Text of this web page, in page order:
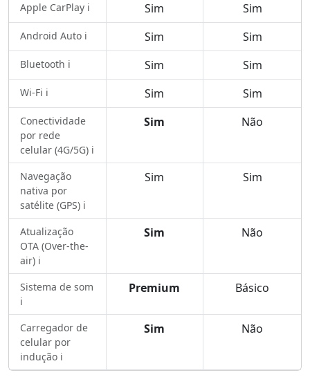
Apple CarPlay ℹ️
Sim Sim
Android Auto ℹ️ Sim Sim
Bluetooth ℹ️ Sim Sim
Wi-Fi ℹ️ Sim Sim
Conectividade
por rede
celular (4G/5G) ℹ️
Sim Não
Navegação
nativa por
satélite (GPS) ℹ️
Sim Sim
Atualização
OTA (Over-the-
air) ℹ️
Sim Não
Sistema de som
ℹ️
Premium Básico
Carregador de
celular por
indução ℹ️
Sim Não